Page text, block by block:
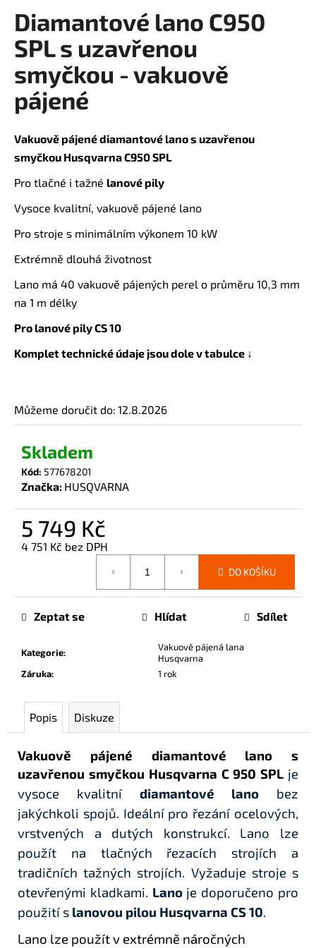
produktu
je
0,0
z
5
hvězdiček.
Diamantové lano C950
SPL s uzavřenou
smyčkou - vakuově
pájené
Vakuově pájené diamantové lano s uzavřenou
smyčkou Husqvarna C950 SPL
Pro tlačné i tažné lanové pily
Vysoce kvalitní, vakuově pájené lano
Pro stroje s minimálním výkonem 10 kW
Extrémně dlouhá životnost
Lano má 40 vakuově pájených perel o průměru 10,3 mm
na 1 m délky
Pro lanové pily CS 10
Komplet technické údaje jsou dole v tabulce ↓
Můžeme doručit do: 12.8.2026
Skladem
Kód: 577678201
Značka: HUSQVARNA
5 749 Kč
4 751 Kč bez DPH
DO KOŠÍKU
Kategorie:
Vakuově pájená lana
Husqvarna
Záruka: 1 rok
Zeptat se Hlídat Sdílet
Popis Diskuze
Vakuově pájené diamantové lano s
uzavřenou smyčkou Husqvarna C 950 SPL je
vysoce kvalitní diamantové lano bez
jakýchkoli spojů. Ideální pro řezání ocelových,
vrstvených a dutých konstrukcí. Lano lze
použít na tlačných řezacích strojích a
tradičních tažných strojích. Vyžaduje stroje s
otevřenými kladkami. Lanoje doporučeno pro
použití s lanovou pilou Husqvarna CS 10.
Lano lze použít v extrémně náročných
a
j
í
t
?
HLEDAT
D
p
o
r
u
č
j